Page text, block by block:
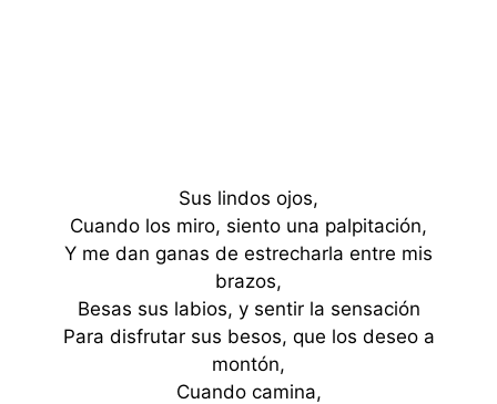
Sus lindos ojos,
Cuando los miro, siento una palpitación,
Y me dan ganas de estrecharla entre mis
brazos,
Besas sus labios, y sentir la sensación
Para disfrutar sus besos, que los deseo a
montón,
Cuando camina,